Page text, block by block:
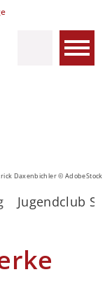
Daxenbichler © AdobeStock
Jugendclub